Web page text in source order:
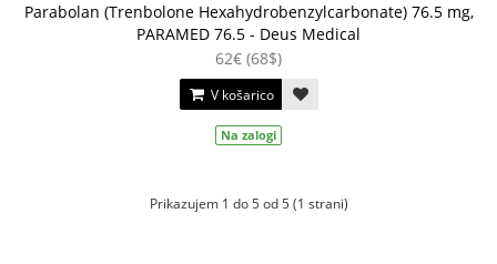
Parabolan (Trenbolone Hexahydrobenzylcarbonate) 76.5 mg,
PARAMED 76.5 - Deus Medical
62€ (68$)
V košarico
Na zalogi
Prikazujem 1 do 5 od 5 (1 strani)